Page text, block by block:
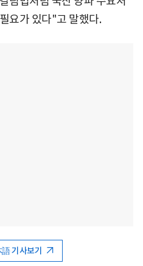
요가 있다"고 말했다.
기사보기